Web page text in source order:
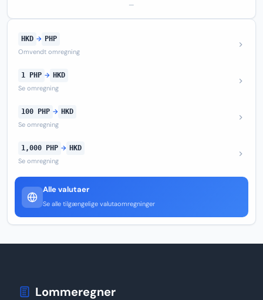
—
HKD → PHP
Omvendt omregning
1 PHP → HKD
Se omregning
100 PHP → HKD
Se omregning
1,000 PHP → HKD
Se omregning
Alle valutaer
Se alle tilgængelige valutaomregninger
Lommeregner